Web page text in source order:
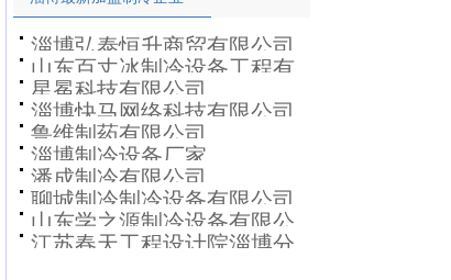
淄博弘泰恒升商贸有限公司
山东百丈冰制冷设备工程有
限公司
星冕科技有限公司
淄博快马网络科技有限公司
鲁维制药有限公司
淄博制冷设备厂家
潘成制冷有限公司
聊城制冷制冷设备有限公司
山东学之源制冷设备有限公
司
江苏春天工程设计院淄博分